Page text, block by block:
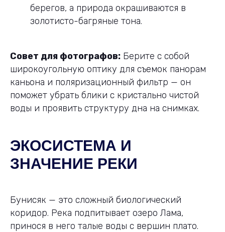
берегов, а природа окрашиваются в
золотисто-багряные тона.
Совет для фотографов: Берите с собой
широкоугольную оптику для съемок панорам
каньона и поляризационный фильтр — он
поможет убрать блики с кристально чистой
воды и проявить структуру дна на снимках.
ЭКОСИСТЕМА И
ЗНАЧЕНИЕ РЕКИ
Бунисяк — это сложный биологический
коридор. Река подпитывает озеро Лама,
принося в него талые воды с вершин плато.